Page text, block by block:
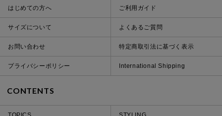
はじめての方へ ご利用ガイド
サイズについて よくあるご質問
お問い合わせ 特定商取引法に基づく表示
プライバシーポリシー International Shipping
CONTENTS